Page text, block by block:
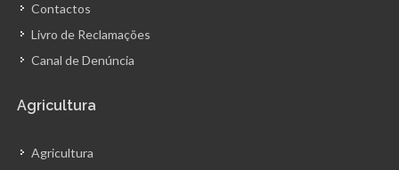
Contactos
Livro de Reclamações
Canal de Denúncia
Agricultura
Agricultura